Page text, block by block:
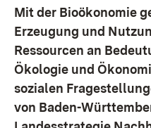
Mit der Bioökonomie
Erzeugung und
Ressourcen an
Ökologie und
sozialen
von Baden-